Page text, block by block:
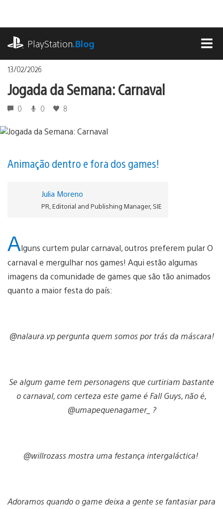
o
conteúdo
PlayStation.Blog
13/02/2026
Jogada da Semana: Carnaval
0 0 8
Animação dentro e fora dos games!
Julia Moreno
PR, Editorial and Publishing Manager, SIE
Alguns curtem pular carnaval, outros preferem pular O
carnaval e mergulhar nos games! Aqui estão algumas
imagens da comunidade de games que são tão animados
quanto a maior festa do país:
@nalaura.vp pergunta quem somos por trás da máscara!
Se algum game tem personagens que curtiriam bastante
o carnaval, com certeza este game é Fall Guys, não é,
@umapequenagamer_ ?
@willrozass mostra uma festança intergaláctica!
Adoramos quando o game deixa a gente se fantasiar para